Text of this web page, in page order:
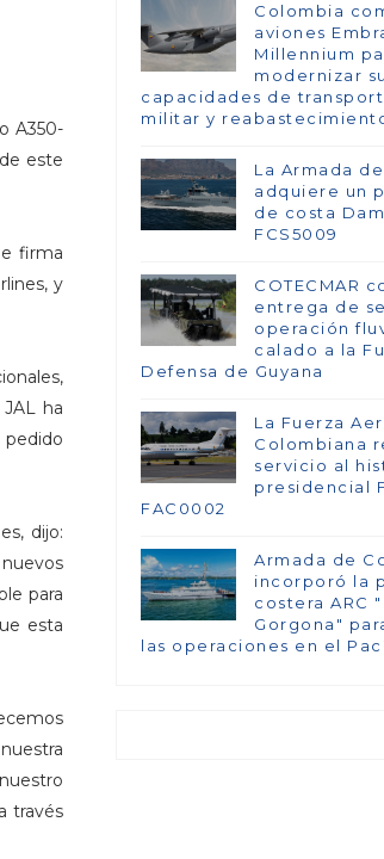
A350-
este
firma
y
ha
pedido
dijo:
para
esta
través
Colombia
aviones
Millennium
modernizar
capacidades de
militar y
La Armada
adquiere un
de costa
FCS5009
COTECMAR
entrega de
operación
calado a la
Defensa de Guyana
La Fuerza
Colombiana
servicio al
presidencial
FAC0002
Armada de
incorporó la
costera ARC
Gorgona"
las operaciones en el